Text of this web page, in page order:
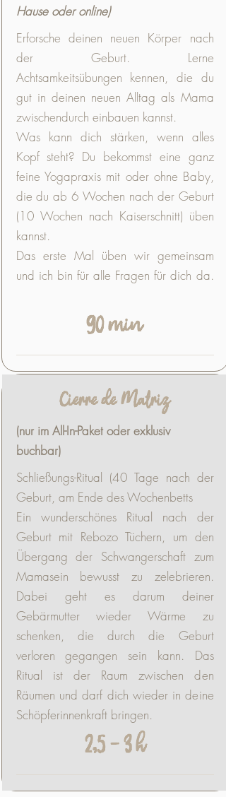
Hause oder online)
Erforsche deinen neuen Körper nach
der Geburt. Lerne
Achtsamkeitsübungen kennen, die du
gut in deinen neuen Alltag als Mama
zwischendurch einbauen kannst.
Was kann dich stärken, wenn alles
Kopf steht? Du bekommst eine ganz
feine Yogapraxis mit oder ohne Baby,
die du ab 6 Wochen nach der Geburt
(10 Wochen nach Kaiserschnitt) üben
kannst.
Das erste Mal üben wir gemeinsam
und ich bin für alle Fragen für dich da.
90 min
Cierre de Matriz
(nur im All-In-Paket oder exklusiv
buchbar)
Schließungs-Ritual (40 Tage nach der
Geburt, am Ende des Wochenbetts
Ein wunderschönes Ritual nach der
Geburt mit Rebozo Tüchern, um den
Übergang der Schwangerschaft zum
Mamasein bewusst zu zelebrieren.
Dabei geht es darum deiner
Gebärmutter wieder Wärme zu
schenken, die durch die Geburt
verloren gegangen sein kann. Das
Ritual ist der Raum zwischen den
Räumen und darf dich wieder in deine
Schöpferinnenkraft bringen.
2,5 - 3 h